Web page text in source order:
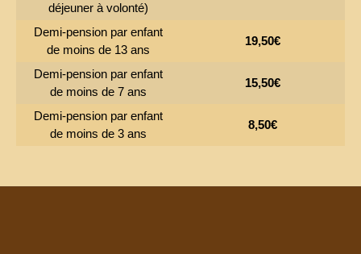
déjeuner à volonté)
Demi-pension par enfant
de moins de 13 ans
19,50€
Demi-pension par enfant
de moins de 7 ans
15,50€
Demi-pension par enfant
de moins de 3 ans
8,50€